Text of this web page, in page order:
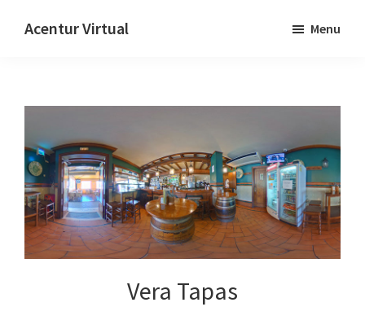
Acentur Virtual Menu
Vera Tapas